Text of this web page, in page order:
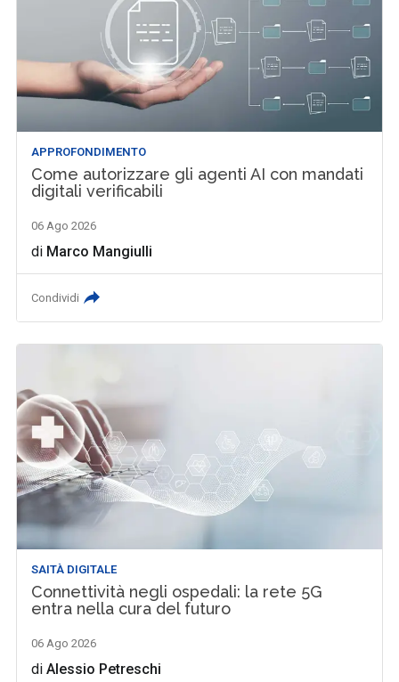
APPROFONDIMENTO
Come autorizzare gli agenti AI con mandati
digitali verificabili
06 Ago 2026
di Marco Mangiulli
Condividi
SAITÀ DIGITALE
Connettività negli ospedali: la rete 5G
entra nella cura del futuro
06 Ago 2026
diAlessio Petreschi